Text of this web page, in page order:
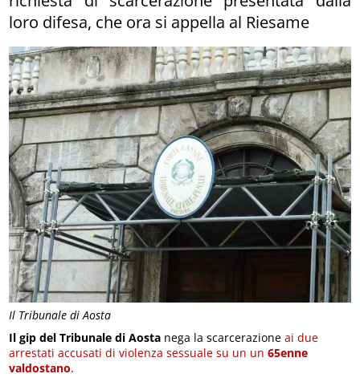
Il Tribunale di Aosta
loro difesa, che ora si appella al Riesame
Il gip del Tribunale di Aosta nega la scarcerazioneai due
arrestati accusati di violenza sessuale su un un65enne
valdostano.